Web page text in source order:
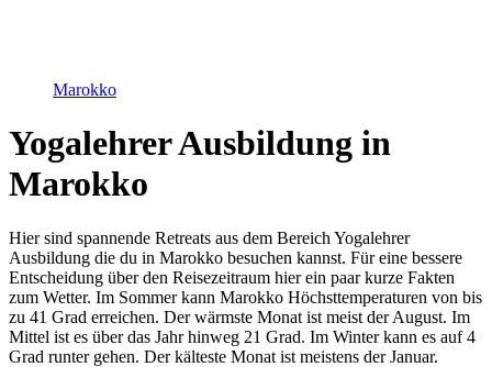
Marokko
Yogalehrer Ausbildung in
Marokko
Hier sind spannende Retreats aus dem Bereich Yogalehrer
Ausbildung die du in Marokko besuchen kannst. Für eine bessere
Entscheidung über den Reisezeitraum hier ein paar kurze Fakten
zum Wetter. Im Sommer kann Marokko Höchsttemperaturen von bis
zu 41 Grad erreichen. Der wärmste Monat ist meist der August. Im
Mittel ist es über das Jahr hinweg 21 Grad. Im Winter kann es auf 4
Grad runter gehen. Der kälteste Monat ist meistens der Januar.